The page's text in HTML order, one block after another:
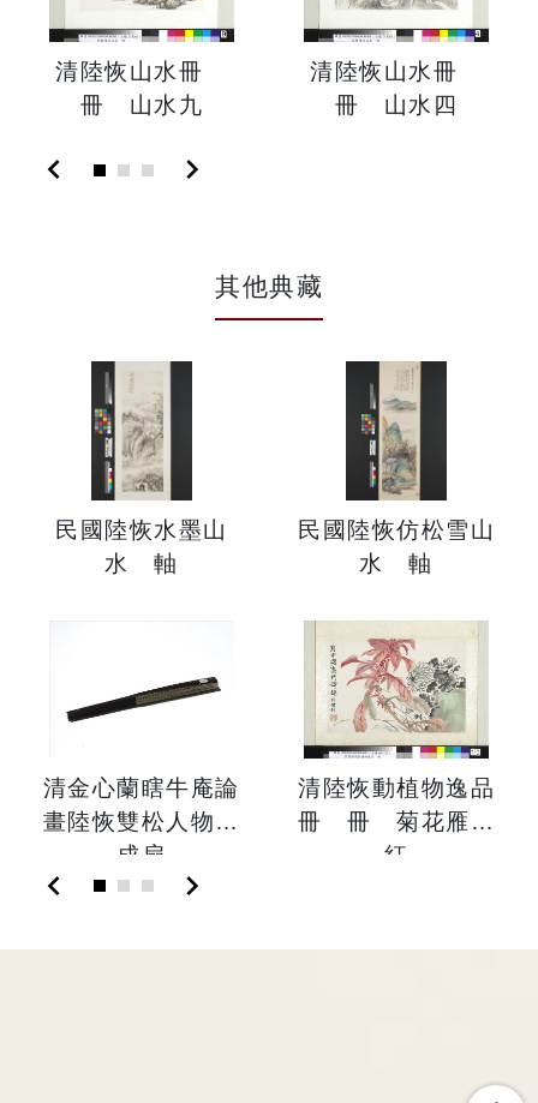
清陸恢山水冊
冊 山水九
清陸恢山水冊
冊 山水四
chevron_left chevron_right
其他典藏
民國陸恢水墨山
水 軸
民國陸恢仿松雪山
水 軸
清金心蘭瞎牛庵論
畫陸恢雙松人物
成扇
清陸恢動植物逸品
冊 冊 菊花雁來
紅
chevron_left chevron_right